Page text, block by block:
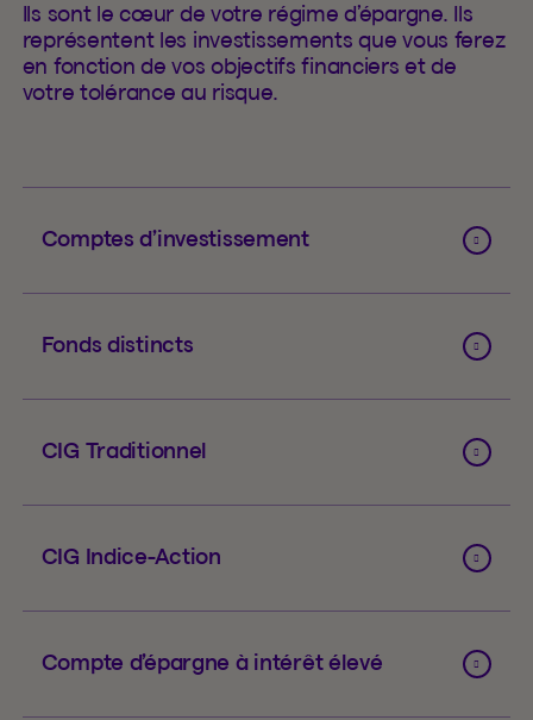
Ils sont le cœur de votre régime d’épargne. Ils
représentent les investissements que vous ferez
en fonction de vos objectifs financiers et de
votre tolérance au risque.
Comptes d’investissement
Fonds distincts
CIG Traditionnel
CIG Indice-Action
Compte d’épargne à intérêt élevé